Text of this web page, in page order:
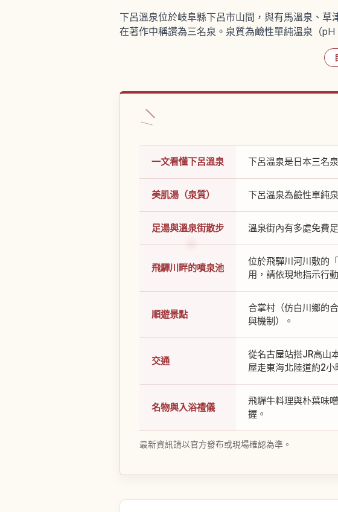
下呂溫泉位於岐阜縣下呂市山間，與有馬溫泉、
在著作中稱讚為三名泉。泉質為鹼性單純溫泉（
一文看懂下呂溫泉 下呂溫泉是日本三名
美肌湯（泉質） 下呂溫泉為鹼性單純
足湯與溫泉街散步 溫泉街內有多處免費
飛驒川畔的噴泉池
位於飛驒川河川敷的
用，請依現地指示行動
順遊景點
合掌村（仿白川鄉的
與機制）。
交通
從名古屋站搭JR高山
屋走東海北陸道約2小
名物與入浴禮儀
飛驒牛料理與朴葉味
握。
最新資訊請以官方發布或現場確認為準。